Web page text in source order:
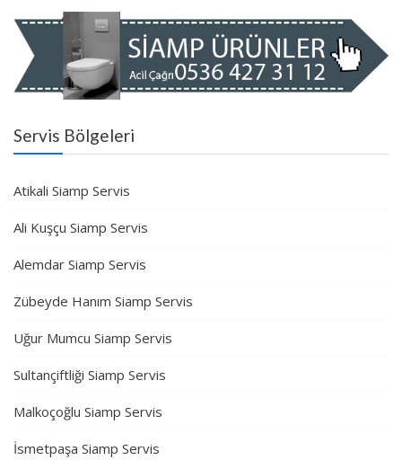
Servis Bölgeleri
Atikali Siamp Servis
Ali Kuşçu Siamp Servis
Alemdar Siamp Servis
Zübeyde Hanım Siamp Servis
Uğur Mumcu Siamp Servis
Sultançiftliği Siamp Servis
Malkoçoğlu Siamp Servis
İsmetpaşa Siamp Servis